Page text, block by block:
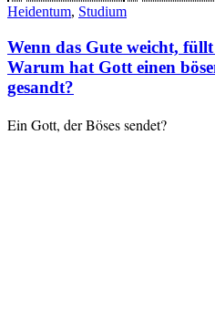
Heidentum, Studium
Wenn das Gute weicht, füllt
Warum hat Gott einen
gesandt?
Ein Gott, der Böses sendet?